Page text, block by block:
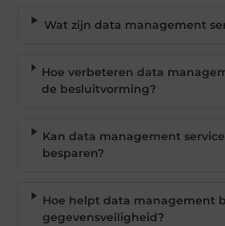
Wat zijn data management
Hoe verbeteren data
de besluitvorming?
Kan data management
besparen?
Hoe helpt data management
gegevensveiligheid?